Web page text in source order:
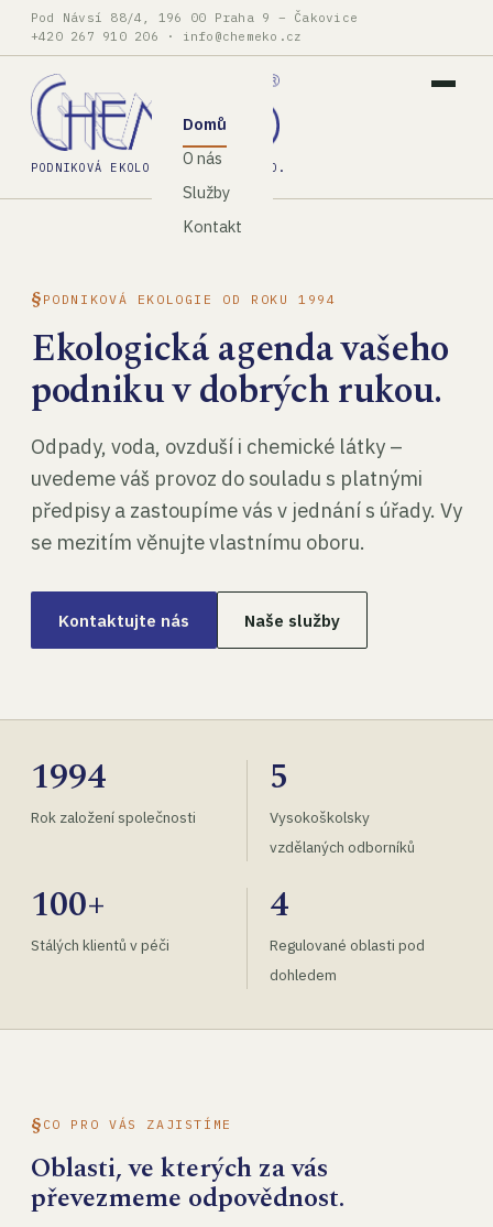
Pod Návsí 88/4, 196 00 Praha 9 – Čakovice
+420 267 910 206 · info@chemeko.cz
PODNIKOVÁ EKOLOGIE, SPOL. S R.O.
Domů
O nás
Služby
Kontakt
PODNIKOVÁ EKOLOGIE OD ROKU 1994
Ekologická agenda vašeho
podniku v dobrých rukou.
Odpady, voda, ovzduší i chemické látky –
uvedeme váš provoz do souladu s platnými
předpisy a zastoupíme vás v jednání s úřady. Vy
se mezitím věnujte vlastnímu oboru.
Kontaktujte nás Naše služby
1994
Rok založení společnosti
5
Vysokoškolsky
vzdělaných odborníků
100+
Stálých klientů v péči
4
Regulované oblasti pod
dohledem
CO PRO VÁS ZAJISTÍME
Oblasti, ve kterých za vás
převezmeme odpovědnost.